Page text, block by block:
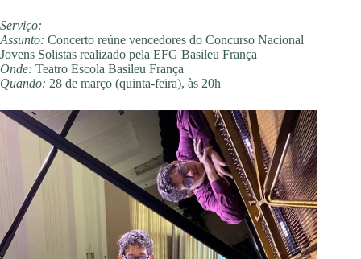
Serviço:
Assunto: Concerto reúne vencedores do Concurso Nacional
Jovens Solistas realizado pela EFG Basileu França
Onde: Teatro Escola Basileu França
Quando: 28 de março (quinta-feira), às 20h